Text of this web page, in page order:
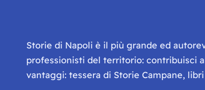
Storie di Napoli è il più grande ed
professionisti del territorio: contribuisci
vantaggi: tessera di Storie Campane,